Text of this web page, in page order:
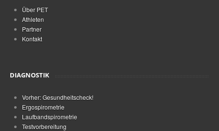
Über PET
Athleten
Partner
Kontakt
DIAGNOSTIK
Vorher: Gesundheitscheck!
Ergospirometrie
Laufbandspirometrie
Testvorbereitung